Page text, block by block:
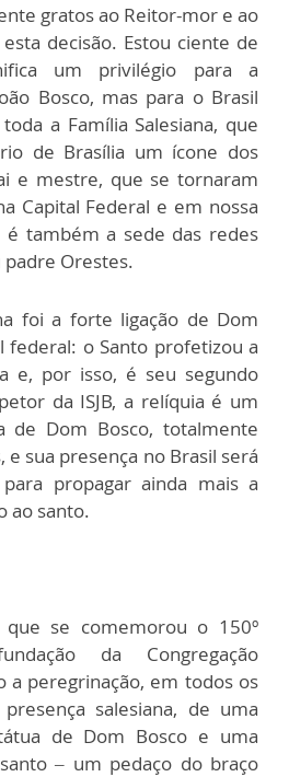
gratos ao Reitor-mor e ao
decisão. Estou ciente de
um privilégio para a
Bosco, mas para o Brasil
a Família Salesiana, que
de Brasília um ícone dos
e mestre, que se tornaram
Capital Federal e em nossa
é também a sede das redes
padre Orestes.
foi a forte ligação de Dom
federal: o Santo profetizou a
e, por isso, é seu segundo
da ISJB, a relíquia é um
de Dom Bosco, totalmente
e sua presença no Brasil será
propagar ainda mais a
ao santo.
se comemorou o 150º
da Congregação
a peregrinação, em todos os
salesiana, de uma
de Dom Bosco e uma
– um pedaço do braço